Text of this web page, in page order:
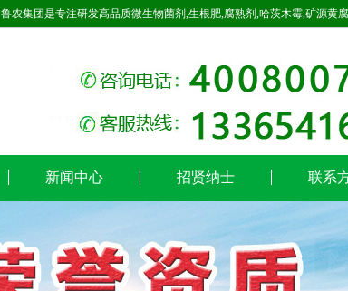
鲁农集团是专注研发高品质微生物菌剂,生根肥,腐熟剂,哈茨木霉,矿源黄
新闻中心 招贤纳士 联系